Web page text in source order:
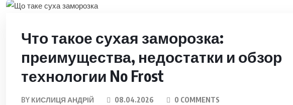
Что такое сухая заморозка:
преимущества, недостатки и обзор
технологии No Frost
BY КИСЛИЦЯ АНДРІЙ 08.04.2026 0 COMMENTS